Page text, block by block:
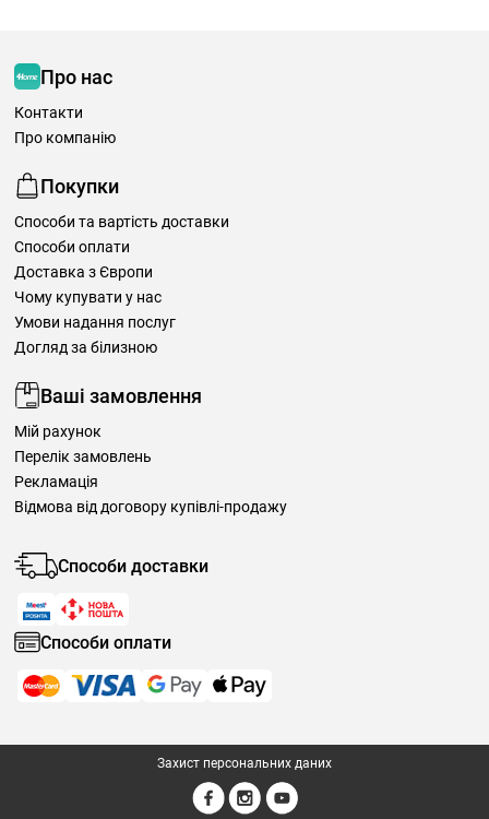
Про нас
Контакти
Про компанію
Покупки
Способи та вартість доставки
Способи оплати
Доставка з Європи
Чому купувати у нас
Умови надання послуг
Догляд за білизною
Ваші замовлення
Мій рахунок
Перелік замовлень
Рекламація
Відмова від договору купівлі-продажу
Способи доставки
Способи оплати
Захист персональних даних